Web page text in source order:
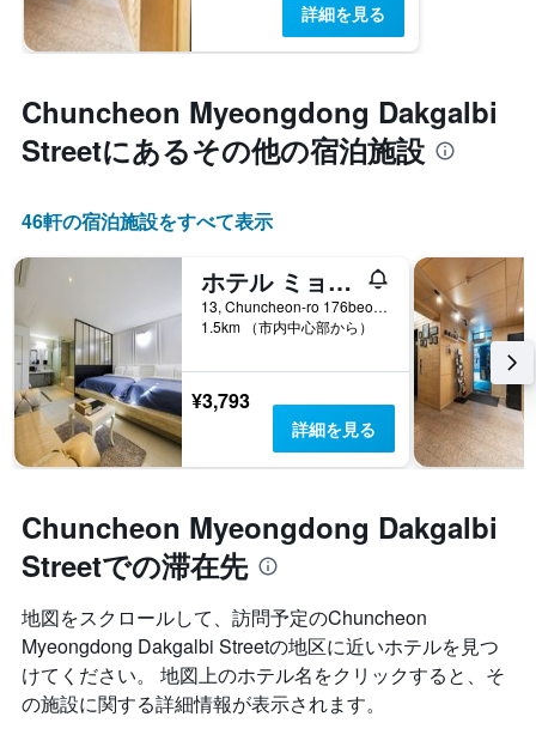
詳細を見る
Chuncheon Myeongdong Dakgalbi
Street​にあるその他の宿泊施設
46​軒の宿泊施設をすべて表示
ホテル ミョンジャク
13, Chuncheon-ro 176beon-gil, チュンチョン, 韓国
1.5km （市内中心部から）
¥3,793
詳細を見る
Chuncheon Myeongdong Dakgalbi
Streetでの滞在先
地図をスクロールして、訪問予定のChuncheon
Myeongdong Dakgalbi Street​の地区に近いホテルを見つ
けてください。 地図上のホテル名をクリックすると、そ
の施設に関する詳細情報が表示されます。